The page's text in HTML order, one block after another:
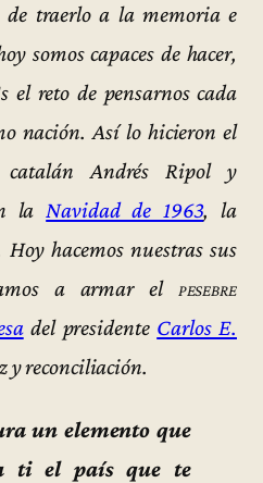
de traerlo a la memoria e
somos capaces de hacer,
el reto de pensarnos cada
nación. Así lo hicieron el
catalán Andrés Ripol y
laNavidad de 1963, la
hacemos nuestras sus
a armar el pesebre
del presidente Carlos E.
y reconciliación.
un elemento que
ti el país que te